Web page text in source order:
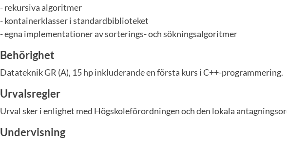
- rekursiva algoritmer
- kontainerklasser i standardbiblioteket
- egna implementationer av sorterings- och sökningsalgoritmer
Behörighet
Datateknik GR (A), 15 hp inkluderande en första kurs i C++-programmering.
Urvalsregler
Urval sker i enlighet med Högskoleförordningen och den lokala
Undervisning